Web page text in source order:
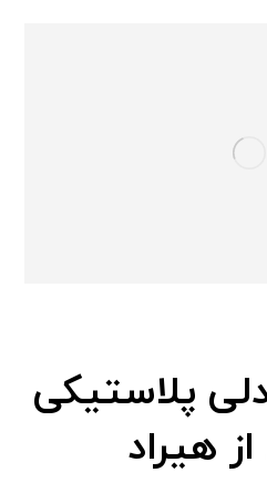
پلاستیکی
هیراد